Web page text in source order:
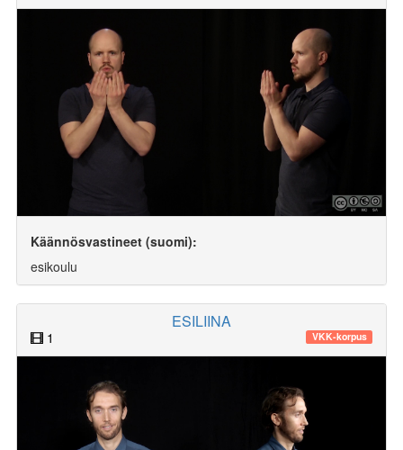
Käännösvastineet (suomi):
esikoulu
ESILIINA
1 VKK-korpus